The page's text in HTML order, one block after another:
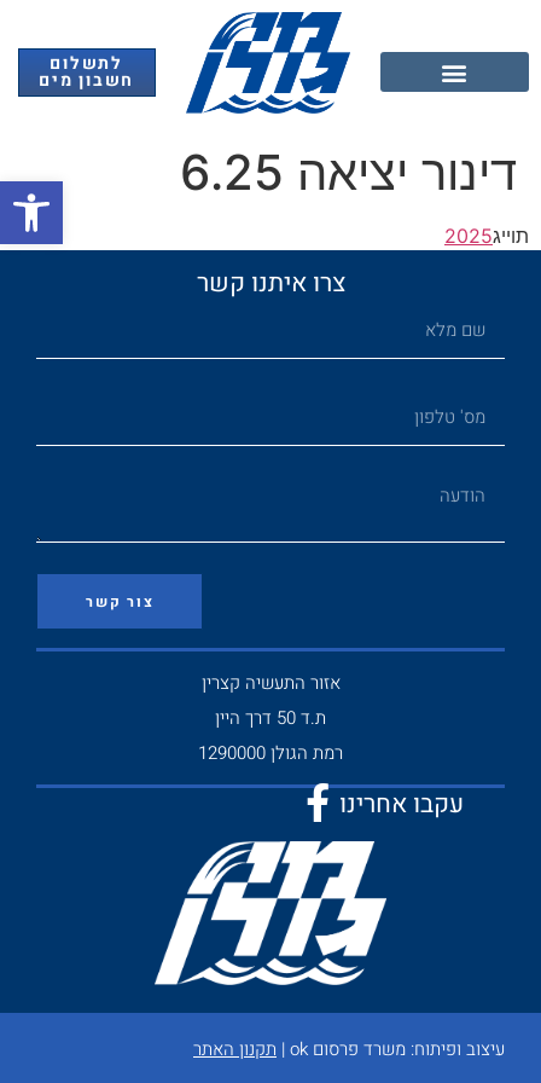
לתשלום
חשבון מים
דינור יציאה 6.25
תוייג2025
צרו איתנו קשר
צור קשר
אזור התעשיה קצרין
ת.ד 50 דרך היין
רמת הגולן 1290000
עקבו אחרינו
עיצוב ופיתוח: משרד פרסום ok | תקנון האתר